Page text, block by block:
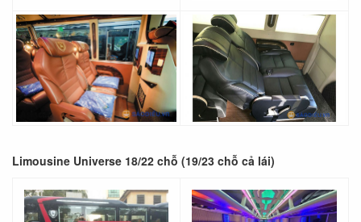
Limousine Universe 18/22 chỗ (19/23 chỗ cả lái)